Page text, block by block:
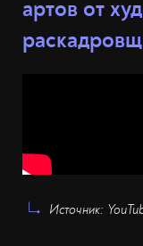
артов от
Источник: